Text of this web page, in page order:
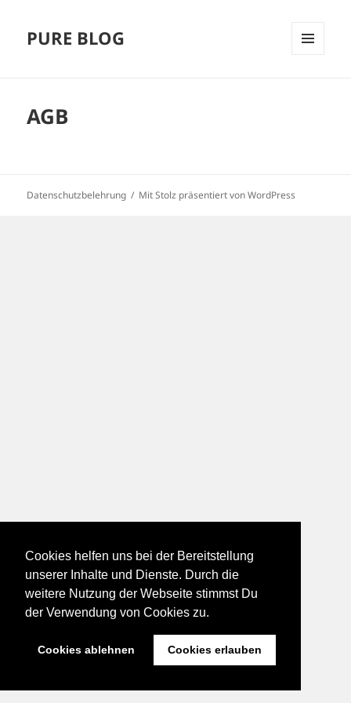
Cookies helfen uns bei der Bereitstellung
unserer Inhalte und Dienste. Durch die
weitere Nutzung der Webseite stimmst Du
der Verwendung von Cookies zu.
Cookies ablehnen Cookies erlauben
PURE BLOG
AGB
Datenschutzbelehrung Mit Stolz präsentiert von WordPress